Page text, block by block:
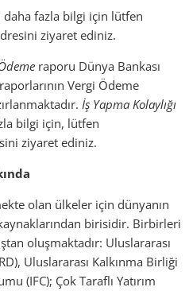
daha fazla bilgi için lütfen
ziyaret ediniz.
raporu Dünya Bankası
raporlarının Vergi Ödeme
İş Yapma Kolaylığı
bilgi için, lütfen
ziyaret ediniz.
olan ülkeler için dünyanın
birisidir. Birbirleri
oluşmaktadır: Uluslararası
Uluslararası Kalkınma Birliği
(IFC); Çok Taraflı Yatırım